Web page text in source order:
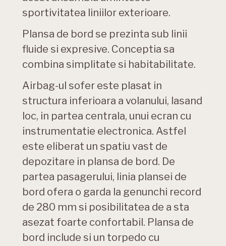
sportivitatea liniilor exterioare.
Plansa de bord se prezinta sub linii
fluide si expresive. Conceptia sa
combina simplitate si habitabilitate.
Airbag-ul sofer este plasat in
structura inferioara a volanului, lasand
loc, in partea centrala, unui ecran cu
instrumentatie electronica. Astfel
este eliberat un spatiu vast de
depozitare in plansa de bord. De
partea pasagerului, linia plansei de
bord ofera o garda la genunchi record
de 280 mm si posibilitatea de a sta
asezat foarte confortabil. Plansa de
bord include si un torpedo cu